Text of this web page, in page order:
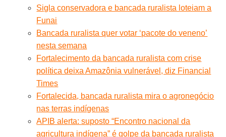
Sigla conservadora e bancada ruralista loteiam a
Funai
Bancada ruralista quer votar ‘pacote do veneno’
nesta semana
Fortalecimento da bancada ruralista com crise
política deixa Amazônia vulnerável, diz Financial
Times
Fortalecida, bancada ruralista mira o agronegócio
nas terras indígenas
APIB alerta: suposto “Encontro nacional da
agricultura indígena” é golpe da bancada ruralista